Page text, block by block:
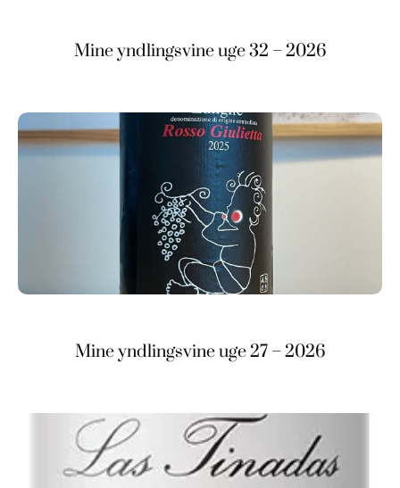
Mine yndlingsvine uge 32 – 2026
Mine yndlingsvine uge 27 – 2026